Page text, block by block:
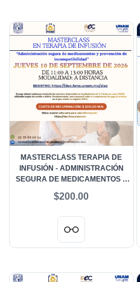
MASTERCLASS TERAPIA DE
INFUSIÓN - ADMINISTRACIÓN
SEGURA DE MEDICAMENTOS Y
INCOMPATIBILIDAD
$200.00